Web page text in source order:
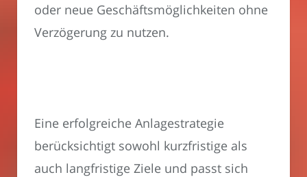
oder neue Geschäftsmöglichkeiten ohne
Verzögerung zu nutzen.
Eine erfolgreiche Anlagestrategie
berücksichtigt sowohl kurzfristige als
auch langfristige Ziele und passt sich